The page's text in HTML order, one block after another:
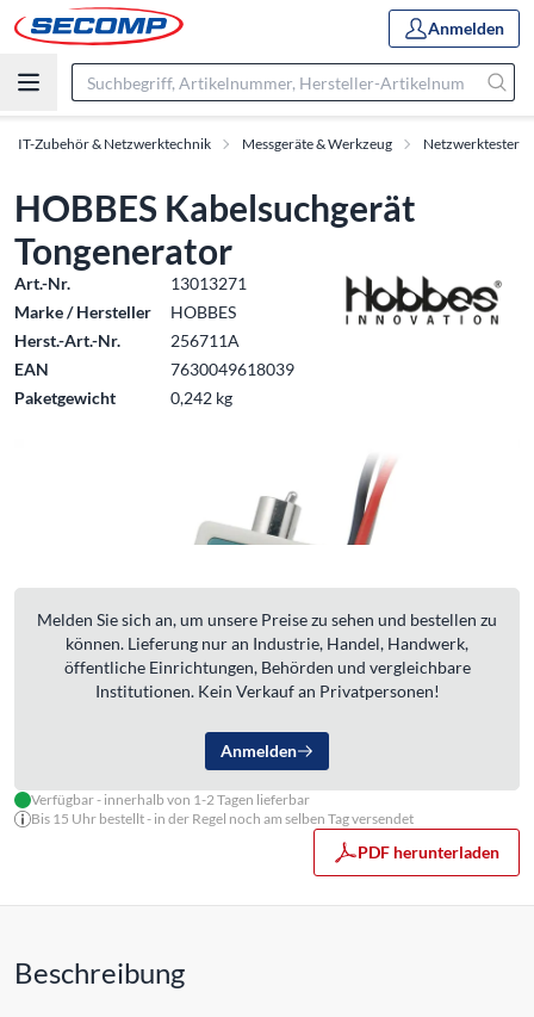
Anmelden
IT-Zubehör & Netzwerktechnik Messgeräte & Werkzeug Netzwerktester
HOBBES Kabelsuchgerät
Tongenerator
Art.-Nr.
13013271
Marke / Hersteller
HOBBES
Herst.-Art.-Nr.
256711A
EAN
7630049618039
Paketgewicht
0,242 kg
Melden Sie sich an, um unsere Preise zu sehen und bestellen zu
können. Lieferung nur an Industrie, Handel, Handwerk,
öffentliche Einrichtungen, Behörden und vergleichbare
Institutionen. Kein Verkauf an Privatpersonen!
Anmelden
Verfügbar - innerhalb von 1-2 Tagen lieferbar
Bis 15 Uhr bestellt - in der Regel noch am selben Tag versendet
PDF herunterladen
Beschreibung